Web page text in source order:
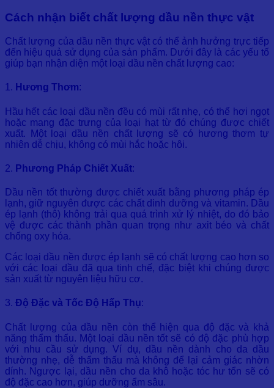
Cách nhận biết chất lượng dầu nền thực vật
Chất lượng của dầu nền thực vật có thể ảnh hưởng trực tiếp
đến hiệu quả sử dụng của sản phẩm. Dưới đây là các yếu tố
giúp bạn nhận diện một loại dầu nền chất lượng cao:
1. Hương Thơm:
Hầu hết các loại dầu nền đều có mùi rất nhẹ, có thể hơi ngọt
hoặc mang đặc trưng của loại hạt từ đó chúng được chiết
xuất. Một loại dầu nền chất lượng sẽ có hương thơm tự
nhiên dễ chịu, không có mùi hắc hoặc hôi.
2. Phương Pháp Chiết Xuất:
Dầu nền tốt thường được chiết xuất bằng phương pháp ép
lạnh, giữ nguyên được các chất dinh dưỡng và vitamin. Dầu
ép lạnh (thô) không trải qua quá trình xử lý nhiệt, do đó bảo
vệ được các thành phần quan trọng như axit béo và chất
chống oxy hóa.
Các loại dầu nền được ép lạnh sẽ có chất lượng cao hơn so
với các loại dầu đã qua tinh chế, đặc biệt khi chúng được
sản xuất từ nguyên liệu hữu cơ.
3. Độ Đặc và Tốc Độ Hấp Thụ:
Chất lượng của dầu nền còn thể hiện qua độ đặc và khả
năng thẩm thấu. Một loại dầu nền tốt sẽ có độ đặc phù hợp
với nhu cầu sử dụng. Ví dụ, dầu nền dành cho da dầu
thường nhẹ, dễ thẩm thấu mà không để lại cảm giác nhờn
dính. Ngược lại, dầu nền cho da khô hoặc tóc hư tổn sẽ có
độ đặc cao hơn, giúp dưỡng ẩm sâu.